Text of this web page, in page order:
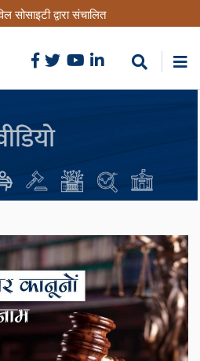
सोसाइटी द्वारा संचालित